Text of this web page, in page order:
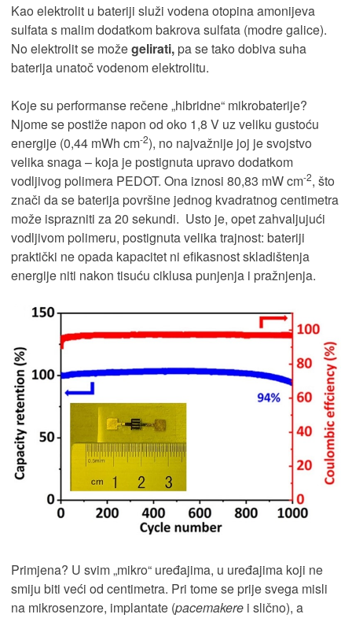
Kao elektrolit u bateriji služi vodena otopina amonijeva
sulfata s malim dodatkom bakrova sulfata (modre galice).
No elektrolit se možegelirati, pa se tako dobiva suha
baterija unatoč vodenom elektrolitu.
Koje su performanse rečene „hibridne“ mikrobaterije?
Njome se postiže napon od oko 1,8 V uz veliku gustoću
energije (0,44 mWh cm-2), no najvažnije joj je svojstvo
velika snaga – koja je postignuta upravo dodatkom
vodljivog polimera PEDOT. Ona iznosi 80,83 mW cm-2, što
znači da se baterija površine jednog kvadratnog centimetra
može isprazniti za 20 sekundi. Usto je, opet zahvaljujući
vodljivom polimeru, postignuta velika trajnost: bateriji
praktički ne opada kapacitet ni efikasnost skladištenja
energije niti nakon tisuću ciklusa punjenja i pražnjenja.
Primjena? U svim „mikro“ uređajima, u uređajima koji ne
smiju biti veći od centimetra. Pri tome se prije svega misli
na mikrosenzore, implantate (pacemakere i slično), a